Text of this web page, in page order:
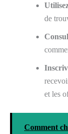
de
et les
Comment